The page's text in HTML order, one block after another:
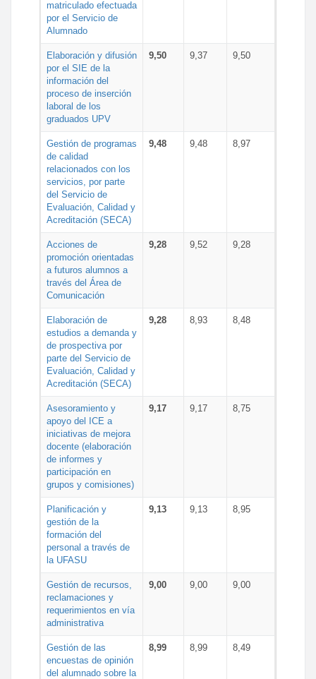
matriculado efectuada
por el Servicio de
Alumnado
Elaboración y difusión
por el SIE de la
información del
proceso de inserción
laboral de los
graduados UPV
9,50 9,37 9,50
Gestión de programas
de calidad
relacionados con los
servicios, por parte
del Servicio de
Evaluación, Calidad y
Acreditación (SECA)
9,48 9,48 8,97
Acciones de
promoción orientadas
a futuros alumnos a
través del Área de
Comunicación
9,28 9,52 9,28
Elaboración de
estudios a demanda y
de prospectiva por
parte del Servicio de
Evaluación, Calidad y
Acreditación (SECA)
9,28 8,93 8,48
Asesoramiento y
apoyo del ICE a
iniciativas de mejora
docente (elaboración
de informes y
participación en
grupos y comisiones)
9,17 9,17 8,75
Planificación y
gestión de la
formación del
personal a través de
la UFASU
9,13 9,13 8,95
Gestión de recursos,
reclamaciones y
requerimientos en vía
administrativa
9,00 9,00 9,00
Gestión de las
encuestas de opinión
del alumnado sobre la
8,99 8,99 8,49